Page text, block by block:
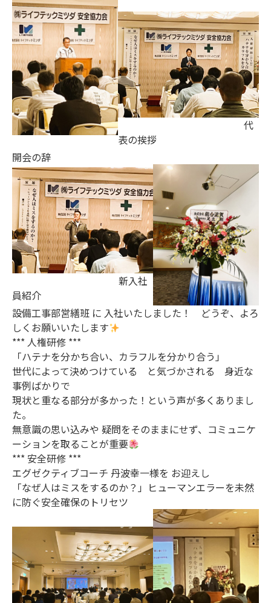
開会の辞
代
表の挨拶
新入社
員紹介
設備工事部営繕班 に 入社いたしました！ どうぞ、よろ
しくお願いいたします
*** 人権研修 ***
「ハテナを分かち合い、カラフルを分かり合う」
世代によって決めつけている と気づかされる 身近な
事例ばかりで
現状と重なる部分が多かった！という声が多くありまし
た。
無意識の思い込みや 疑問をそのままにせず、コミュニケ
ーションを取ることが重要
*** 安全研修 ***
エグゼクティブコーチ 丹波幸一様を お迎えし
「なぜ人はミスをするのか？」ヒューマンエラーを未然
に防ぐ安全確保のトリセツ